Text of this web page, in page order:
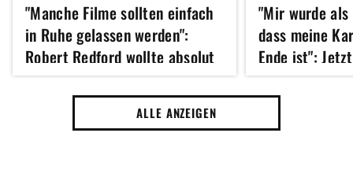
"Manche Filme sollten einfach
in Ruhe gelassen werden":
Robert Redford wollte absolut
kein Remake dieses Klassikers
der 70er Jahre
"Mir wurde
dass meine
Ende ist":
Hathaway 43
Jahres gedreht
ALLE ANZEIGEN